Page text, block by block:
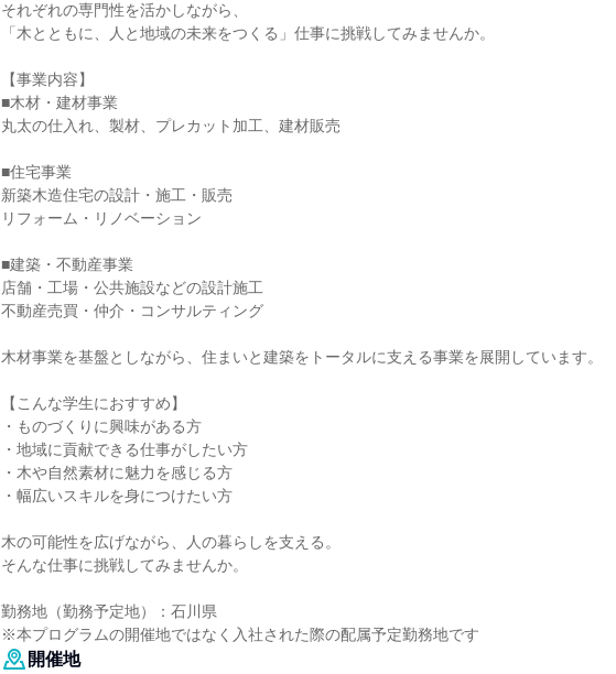
それぞれの専門性を活かしながら、
「木とともに、人と地域の未来をつくる」仕事に挑戦してみませんか。
【事業内容】
■木材・建材事業
丸太の仕入れ、製材、プレカット加工、建材販売
■住宅事業
新築木造住宅の設計・施工・販売
リフォーム・リノベーション
■建築・不動産事業
店舗・工場・公共施設などの設計施工
不動産売買・仲介・コンサルティング
木材事業を基盤としながら、住まいと建築をトータルに支える事業を展開しています。
【こんな学生におすすめ】
・ものづくりに興味がある方
・地域に貢献できる仕事がしたい方
・木や自然素材に魅力を感じる方
・幅広いスキルを身につけたい方
木の可能性を広げながら、人の暮らしを支える。
そんな仕事に挑戦してみませんか。
勤務地（勤務予定地）：石川県
※本プログラムの開催地ではなく入社された際の配属予定勤務地です
開催地